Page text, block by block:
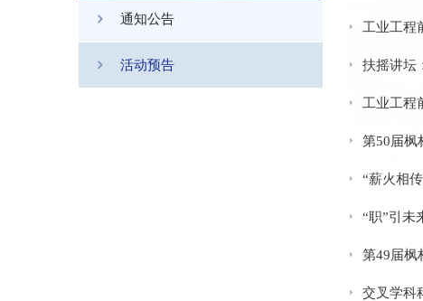
通知公告
活动预告
工业工程
扶摇讲坛
工业工程
第50届枫
“薪火相
“职”引未
第49届枫
交叉学科